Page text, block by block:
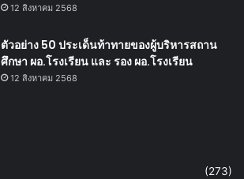
12 สิงหาคม 2568
ตัวอย่าง 50 ประเด็นท้าทายของผู้บริหารสถาน
ศึกษา ผอ.โรงเรียน และ รอง ผอ.โรงเรียน
12 สิงหาคม 2568
(273)